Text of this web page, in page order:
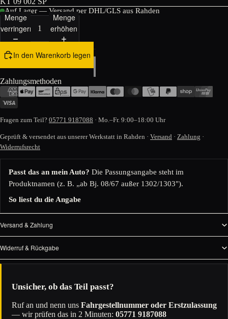
Auf Lager — Versand per DHL/GLS aus Rahden
Menge
verringern
Menge
erhöhen
In den Warenkorb legen
Zahlungsmethoden
Fragen zum Teil? 05771 9187088 · Mo.–Fr. 9:00–18:00 Uhr
Geprüft & versendet aus unserer Werkstatt in Rahden · Versand · Zahlung ·
Widerrufsrecht
Passt das an mein Auto? Die Passungsangabe steht im
Produktnamen (z. B. „ab Bj. 08/67 außer 1302/1303").
So liest du die Angabe
Versand & Zahlung
Widerruf & Rückgabe
Unsicher, ob das Teil passt?
Ruf an und nenn uns Fahrgestellnummer oder Erstzulassung
— wir prüfen das in 2 Minuten: 05771 9187088